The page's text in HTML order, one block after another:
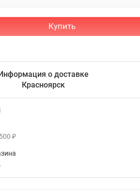
Купить
о доставке
Красноярск
500 ₽